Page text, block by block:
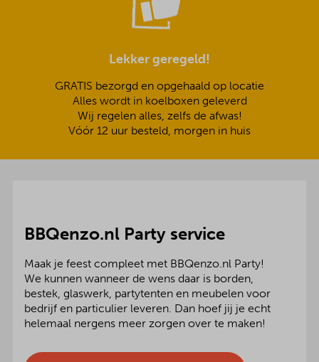
Lekker geregeld!
GRATIS bezorgd en opgehaald op locatie
Alles wordt in koelboxen geleverd
Wij regelen alles, zelfs de afwas!
Vóór 12 uur besteld, morgen in huis
BBQenzo.nl Party service
Maak je feest compleet met BBQenzo.nl Party!
We kunnen wanneer de wens daar is borden,
bestek, glaswerk, partytenten en meubelen voor
bedrijf en particulier leveren. Dan hoef jij je echt
helemaal nergens meer zorgen over te maken!